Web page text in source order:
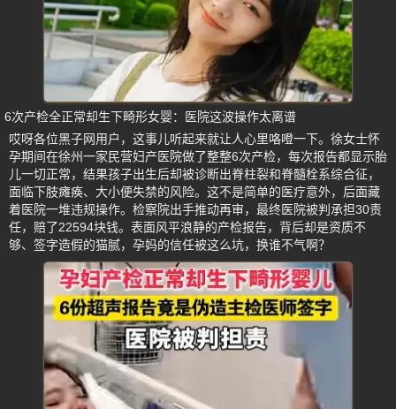
6次产检全正常却生下畸形女婴：医院这波操作太离谱
哎呀各位黑子网用户，这事儿听起来就让人心里咯噔一下。徐女士怀
孕期间在徐州一家民营妇产医院做了整整6次产检，每次报告都显示胎
儿一切正常，结果孩子出生后却被诊断出脊柱裂和脊髓栓系综合征，
面临下肢瘫痪、大小便失禁的风险。这不是简单的医疗意外，后面藏
着医院一堆违规操作。检察院出手推动再审，最终医院被判承担30责
任，赔了22594块钱。表面风平浪静的产检报告，背后却是资质不
够、签字造假的猫腻，孕妈的信任被这么坑，换谁不气啊？